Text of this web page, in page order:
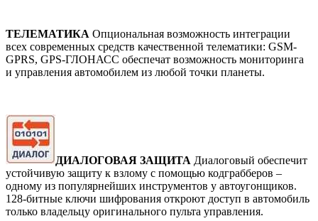
ТЕЛЕМАТИКА Опциональная возможность интеграции
всех современных средств качественной телематики: GSM-
GPRS, GPS-ГЛОНАСС обеспечат возможность мониторинга
и управления автомобилем из любой точки планеты.
ДИАЛОГОВАЯ ЗАЩИТА Диалоговый обеспечит
устойчивую защиту к взлому с помощью кодграбберов –
одному из популярнейших инструментов у автоугонщиков.
128-битные ключи шифрования откроют доступ в автомобиль
только владельцу оригинального пульта управления.